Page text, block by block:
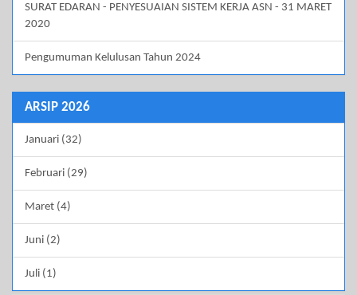
SURAT EDARAN - PENYESUAIAN SISTEM KERJA ASN - 31 MARET
2020
Pengumuman Kelulusan Tahun 2024
ARSIP 2026
Januari (32)
Februari (29)
Maret (4)
Juni (2)
Juli (1)